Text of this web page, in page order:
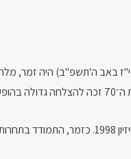
באוקטובר 1949, י' בתשרי ה'תש"י – 14
וב
זכה.